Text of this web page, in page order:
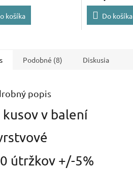
košíka Do košíka
Podobné (8) Diskusia
popis
kusov v balení
útržkov +/-5%